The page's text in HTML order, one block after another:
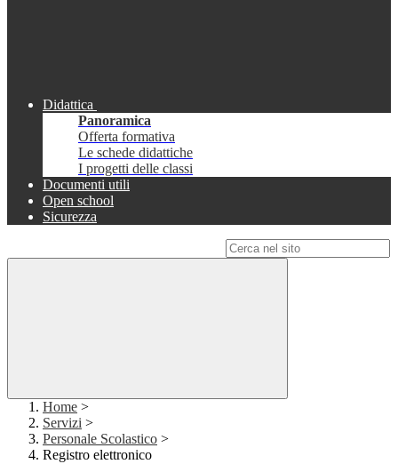
Didattica
Panoramica
Offerta formativa
Le schede didattiche
I progetti delle classi
Documenti utili
Open school
Sicurezza
Home >
Servizi >
Personale Scolastico >
Registro elettronico